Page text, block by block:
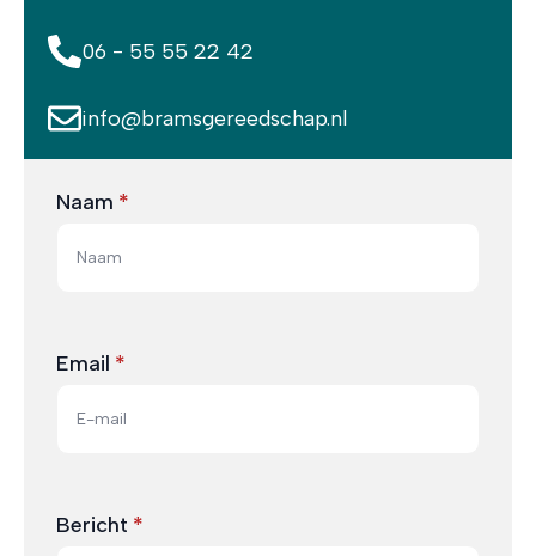
06 - 55 55 22 42
info@bramsgereedschap.nl
Naam *
Email *
Bericht *